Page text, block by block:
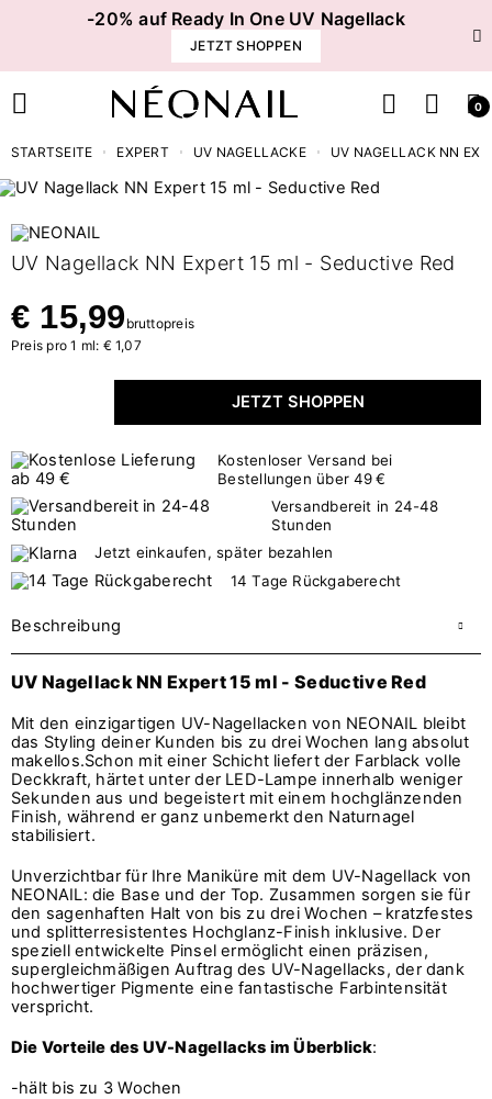
-20% auf Ready In One UV Nagellack
JETZT SHOPPEN
0
STARTSEITE EXPERT UV NAGELLACKE UV NAGELLACK NN
UV Nagellack NN Expert 15 ml - Seductive Red
€ 15,99 bruttopreis
Preis pro 1 ml: € 1,07
JETZT SHOPPEN
Kostenloser Versand bei
Bestellungen über 49 €
Versandbereit in 24-48
Stunden
Jetzt einkaufen, später bezahlen
14 Tage Rückgaberecht
Beschreibung
UV Nagellack NN Expert 15 ml - Seductive Red
Mit den einzigartigen UV-Nagellacken von NEONAIL bleibt
das Styling deiner Kunden bis zu drei Wochen lang absolut
makellos.Schon mit einer Schicht liefert der Farblack volle
Deckkraft, härtet unter der LED-Lampe innerhalb weniger
Sekunden aus und begeistert mit einem hochglänzenden
Finish, während er ganz unbemerkt den Naturnagel
stabilisiert.
Unverzichtbar für Ihre Maniküre mit dem UV-Nagellack von
NEONAIL: die Base und der Top. Zusammen sorgen sie für
den sagenhaften Halt von bis zu drei Wochen – kratzfestes
und splitterresistentes Hochglanz-Finish inklusive. Der
speziell entwickelte Pinsel ermöglicht einen präzisen,
supergleichmäßigen Auftrag des UV-Nagellacks, der dank
hochwertiger Pigmente eine fantastische Farbintensität
verspricht.
Die Vorteile des UV-Nagellacks im Überblick:
-hält bis zu 3 Wochen